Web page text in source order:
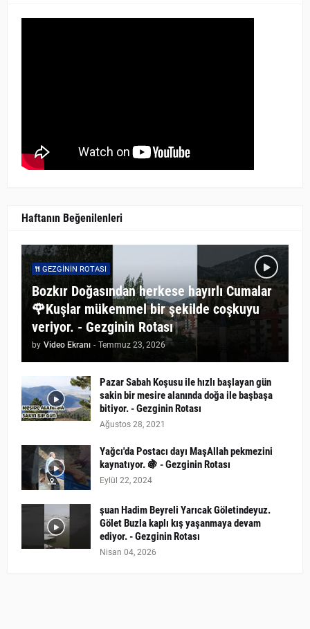
Haftanın Beğenilenleri
GEZGININ ROTASI
Bozkır Doğasından herkese hayırlı Cumalar
🌹Kuşlar mükemmel bir şekilde coşkuyu
veriyor. - Gezginin Rotası
by Video Ekranı - Temmuz 23, 2026
Pazar Sabah Koşusu ile hızlı başlayan gün
sakin bir mesire alanında doğa ile başbaşa
bitiyor. - Gezginin Rotası
Ağustos 28, 2021
Yağcı'da Postacı dayı MaşAllah pekmezini
kaynatıyor. 🍇 - Gezginin Rotası
Eylül 22, 2024
şuan Hadim Beyreli Yarıcak Göletindeyuz.
Gölet Buzla kaplı kış yaşanmaya devam
ediyor. - Gezginin Rotası
Nisan 04, 2026